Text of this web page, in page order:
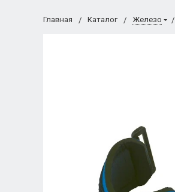
Главная Каталог Железо